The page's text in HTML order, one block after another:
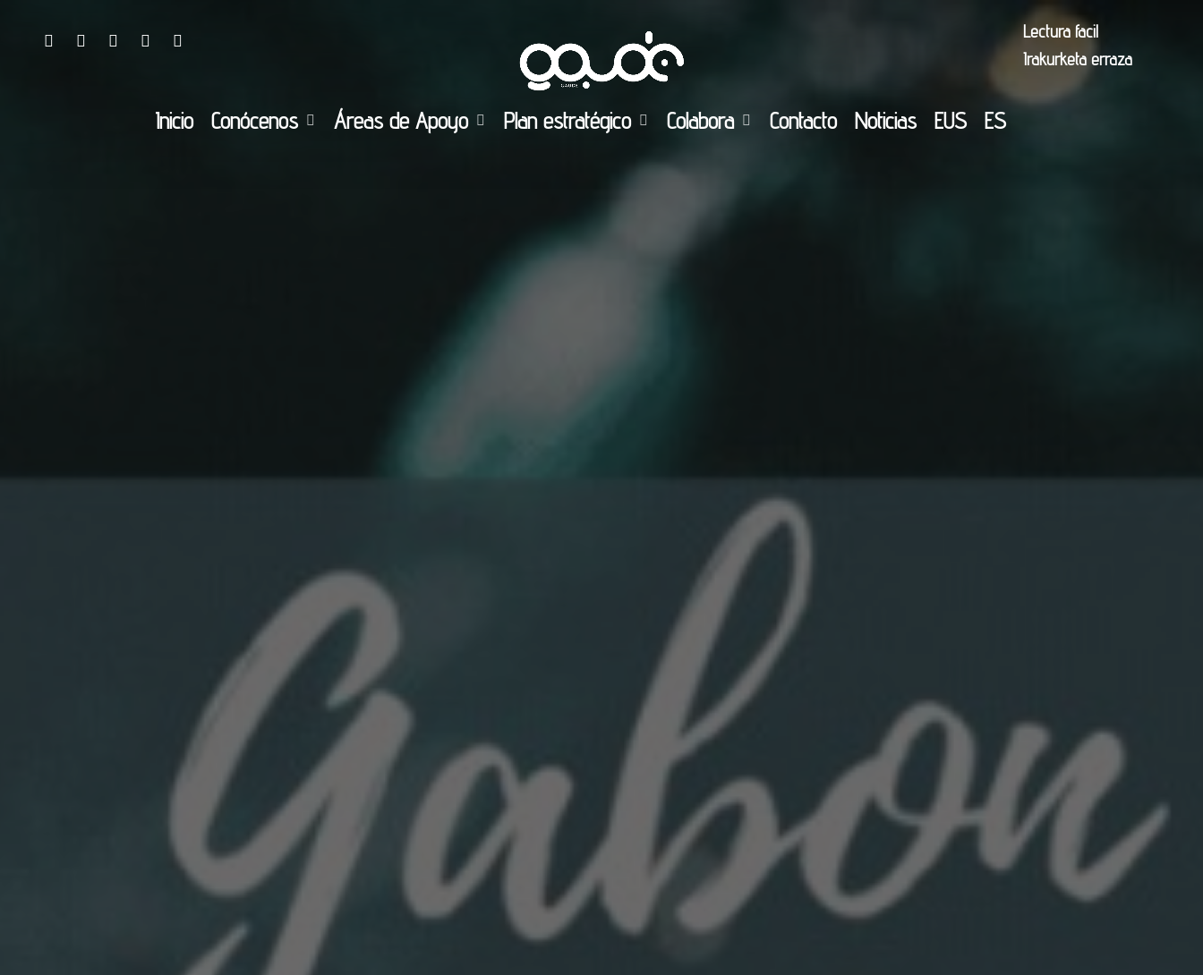
Inicio Conócenos Áreas de Apoyo Plan estratégico Colabora Contacto Noticias EUS ES
Lectura facil
Irakurketa erraza